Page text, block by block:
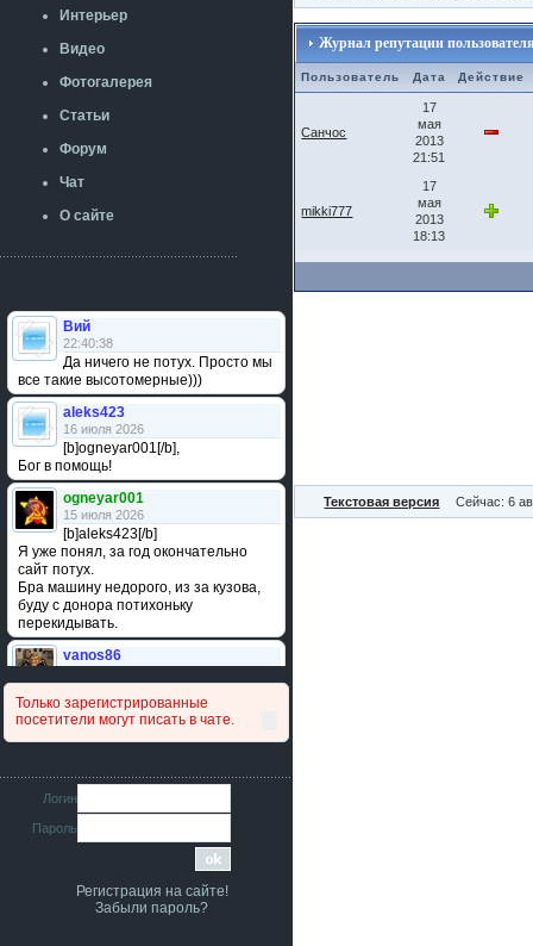
Интерьер
Видео
Фотогалерея
Статьи
Форум
Чат
О сайте
Вий
22:40:38
Да ничего не потух. Просто мы
все такие высотомерные)))
aleks423
16 июля 2026
[b]ogneyar001[/b],
Бог в помощь!
ogneyar001
15 июля 2026
[b]aleks423[/b]
Я уже понял, за год окончательно
сайт потух.
Бра машину недорого, из за кузова,
буду с донора потихоньку
перекидывать.
vanos86
сравнивал подушку акпп бензиновой и
дизельной машины намера
4578063AG и 4578061AG? По фото
iMrCoffeeBLR4
11 июля 2026
[b]era124[/b],
Ага понял буду знать спасибо
era124
7 июля 2026
Только зарегистрированные
посетители могут писать в чате.
Логин
Пароль
Регистрация на сайте!
Забыли пароль?
Журнал репутации
Пользователь Дата Действие
Санчос
17
мая
2013
21:51
mikki777
17
мая
2013
18:13
Текстовая версия Сейчас: 6